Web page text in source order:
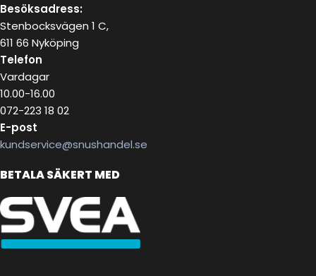
Besöksadress:
Stenbocksvägen 1 C,
611 66 Nyköping
Telefon
Vardagar
10.00-16.00
072-223 18 02
E-post
kundservice@snushandel.se
BETALA SÄKERT MED